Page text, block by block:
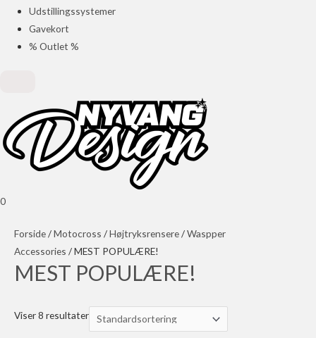
Udstillingssystemer
Gavekort
% Outlet %
0
Forside/Motocross /Højtryksrensere/Waspper
Accessories / MEST POPULÆRE!
MEST POPULÆRE!
Viser 8 resultater